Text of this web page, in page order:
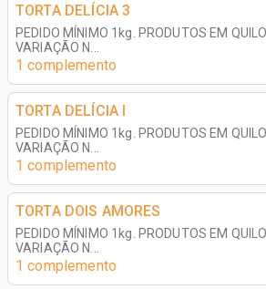
TORTA DELÍCIA 3
PEDIDO MÍNIMO 1kg. PRODUTOS EM
VARIAÇÃO N...
1 complemento
TORTA DELÍCIA I
PEDIDO MÍNIMO 1kg. PRODUTOS EM
VARIAÇÃO N...
1 complemento
TORTA DOIS AMORES
PEDIDO MÍNIMO 1kg. PRODUTOS EM
VARIAÇÃO N...
1 complemento